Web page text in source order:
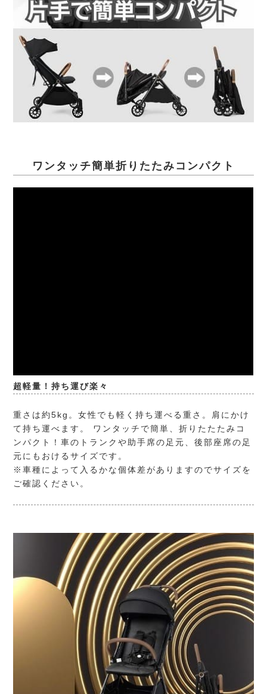
ワンタッチ簡単折りたたみコンパクト
超軽量！持ち運び楽々
重さは約5kg。女性でも軽く持ち運べる重さ。肩にかけ
て持ち運べます。 ワンタッチで簡単、折りたたたみコ
ンパクト！車のトランクや助手席の足元、後部座席の足
元にもおけるサイズです。
※車種によって入るかな個体差がありますのでサイズを
ご確認ください。